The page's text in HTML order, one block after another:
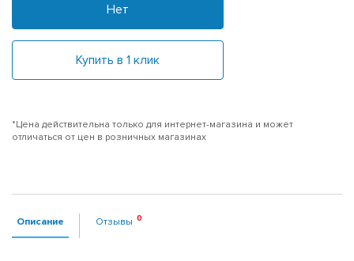
Нет
Купить в 1 клик
*Цена действительна только для интернет-магазина и может
отличаться от цен в розничных магазинах
Описание Отзывы